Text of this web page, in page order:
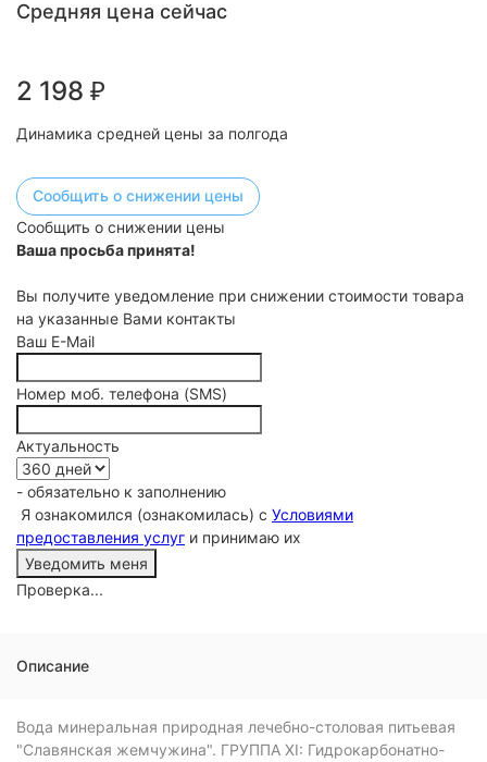
Средняя цена сейчас
2 198 ₽
Динамика средней цены за полгода
Сообщить о снижении цены
Сообщить о снижении цены
Ваша просьба принята!
Вы получите уведомление при снижении стоимости товара
на указанные Вами контакты
Ваш E-Mail
Номер моб. телефона (SMS)
Актуальность
- обязательно к заполнению
Я ознакомился (ознакомилась) с Условиями
предоставления услуг и принимаю их
Проверка...
Описание
Вода минеральная природная лечебно-столовая питьевая
"Славянская жемчужина". ГРУППА XI: Гидрокарбонатно-